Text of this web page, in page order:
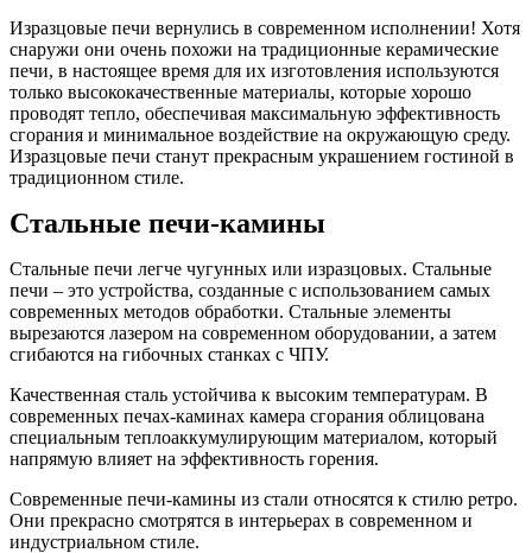
Изразцовые печи вернулись в современном исполнении! Хотя
снаружи они очень похожи на традиционные керамические
печи, в настоящее время для их изготовления используются
только высококачественные материалы, которые хорошо
проводят тепло, обеспечивая максимальную эффективность
сгорания и минимальное воздействие на окружающую среду.
Изразцовые печи станут прекрасным украшением гостиной в
традиционном стиле.
Стальные печи-камины
Стальные печи легче чугунных или изразцовых. Стальные
печи – это устройства, созданные с использованием самых
современных методов обработки. Стальные элементы
вырезаются лазером на современном оборудовании, а затем
сгибаются на гибочных станках с ЧПУ.
Качественная сталь устойчива к высоким температурам. В
современных печах-каминах камера сгорания облицована
специальным теплоаккумулирующим материалом, который
напрямую влияет на эффективность горения.
Современные печи-камины из стали относятся к стилю ретро.
Они прекрасно смотрятся в интерьерах в современном и
индустриальном стиле.